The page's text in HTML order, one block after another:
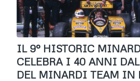
IL 9° HISTORIC
CELEBRA I 40 ANNI
DEL MINARDI TEAM IN